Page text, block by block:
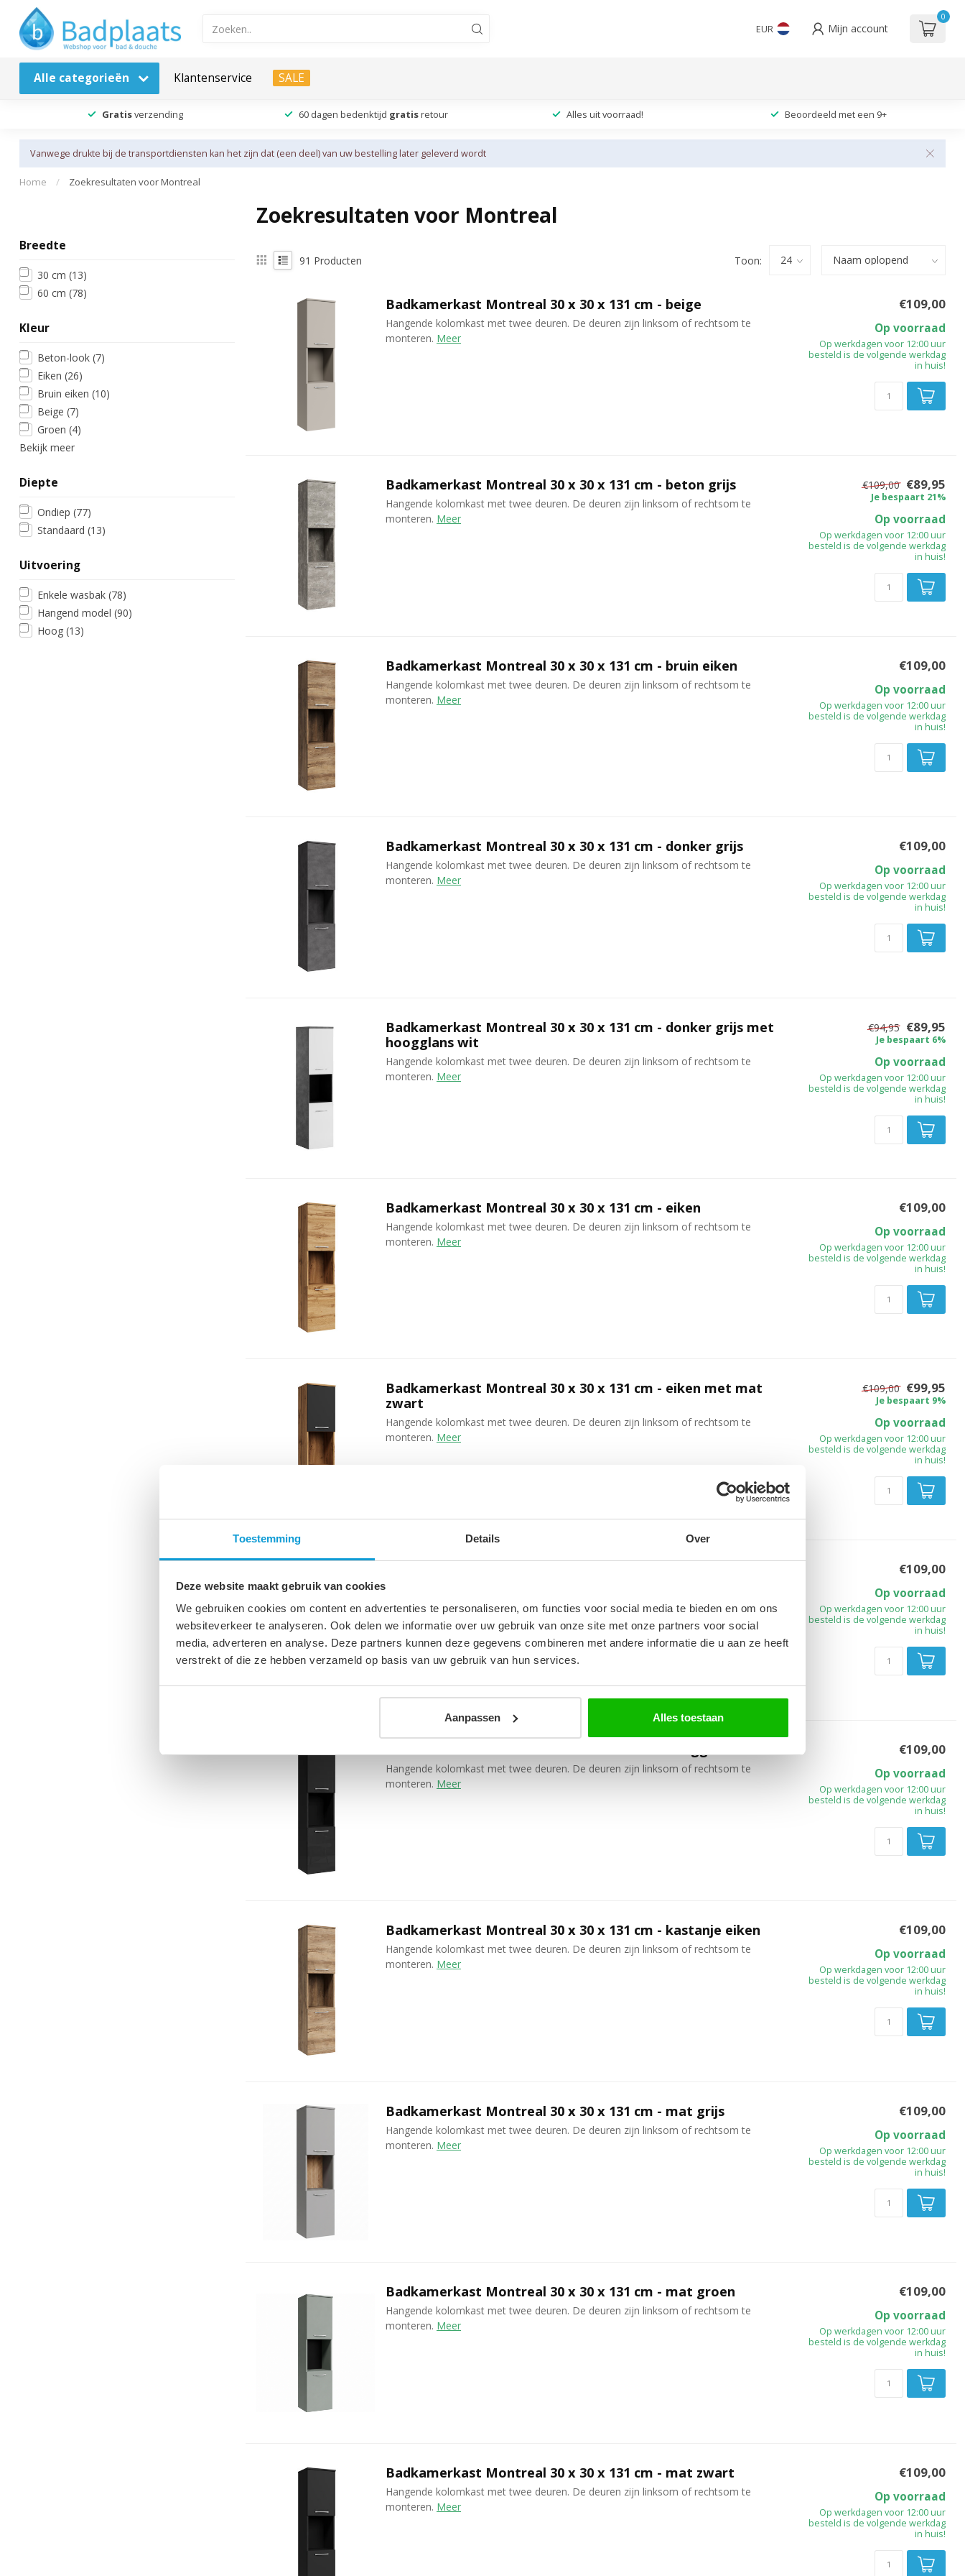
Toestemming Details Over
Deze website maakt gebruik van cookies
We gebruiken cookies om content en advertenties te personaliseren, om functies voor social media te bieden en om ons
websiteverkeer te analyseren. Ook delen we informatie over uw gebruik van onze site met onze partners voor social
media, adverteren en analyse. Deze partners kunnen deze gegevens combineren met andere informatie die u aan ze heeft
verstrekt of die ze hebben verzameld op basis van uw gebruik van hun services.
Aanpassen Alles toestaan
EUR Mijn account
0
Alle categorieën Klantenservice SALE
Gratisverzending 60 dagen bedenktijd gratis retour Alles uit voorraad! Beoordeeld met een 9+
Vanwege drukte bij de transportdiensten kan het zijn dat (een deel) van uw bestelling later geleverd wordt
Home / Zoekresultaten voor Montreal
Breedte
30 cm (13)
60 cm (78)
Kleur
Beton-look (7)
Eiken (26)
Bruin eiken (10)
Beige (7)
Groen (4)
Bekijk meer
Diepte
Ondiep (77)
Standaard (13)
Uitvoering
Enkele wasbak (78)
Hangend model (90)
Hoog (13)
Zoekresultaten voor Montreal
91 Producten Toon:
Badkamerkast Montreal 30 x 30 x 131 cm - beige
Hangende kolomkast met twee deuren. De deuren zijn linksom of rechtsom te
monteren. Meer
€109,00
Op voorraad
Op werkdagen voor 12:00 uur
besteld is de volgende werkdag
in huis!
Badkamerkast Montreal 30 x 30 x 131 cm - beton grijs
Hangende kolomkast met twee deuren. De deuren zijn linksom of rechtsom te
monteren. Meer
€109,00 €89,95
Je bespaart 21%
Op voorraad
Op werkdagen voor 12:00 uur
besteld is de volgende werkdag
in huis!
Badkamerkast Montreal 30 x 30 x 131 cm - bruin eiken
Hangende kolomkast met twee deuren. De deuren zijn linksom of rechtsom te
monteren. Meer
€109,00
Op voorraad
Op werkdagen voor 12:00 uur
besteld is de volgende werkdag
in huis!
Badkamerkast Montreal 30 x 30 x 131 cm - donker grijs
Hangende kolomkast met twee deuren. De deuren zijn linksom of rechtsom te
monteren. Meer
€109,00
Op voorraad
Op werkdagen voor 12:00 uur
besteld is de volgende werkdag
in huis!
Badkamerkast Montreal 30 x 30 x 131 cm - donker grijs met
hoogglans wit
Hangende kolomkast met twee deuren. De deuren zijn linksom of rechtsom te
monteren. Meer
€94,95 €89,95
Je bespaart 6%
Op voorraad
Op werkdagen voor 12:00 uur
besteld is de volgende werkdag
in huis!
Badkamerkast Montreal 30 x 30 x 131 cm - eiken
Hangende kolomkast met twee deuren. De deuren zijn linksom of rechtsom te
monteren. Meer
€109,00
Op voorraad
Op werkdagen voor 12:00 uur
besteld is de volgende werkdag
in huis!
Badkamerkast Montreal 30 x 30 x 131 cm - eiken met mat
zwart
Hangende kolomkast met twee deuren. De deuren zijn linksom of rechtsom te
monteren. Meer
€109,00 €99,95
Je bespaart 9%
Op voorraad
Op werkdagen voor 12:00 uur
besteld is de volgende werkdag
in huis!
monteren.
€109,00
Op voorraad
Op werkdagen voor 12:00 uur
besteld is de volgende werkdag
in huis!
Hangende kolomkast met twee deuren. De deuren zijn linksom of rechtsom te
monteren. Meer
€109,00
Op voorraad
Op werkdagen voor 12:00 uur
besteld is de volgende werkdag
in huis!
Badkamerkast Montreal 30 x 30 x 131 cm - kastanje eiken
Hangende kolomkast met twee deuren. De deuren zijn linksom of rechtsom te
monteren. Meer
€109,00
Op voorraad
Op werkdagen voor 12:00 uur
besteld is de volgende werkdag
in huis!
Badkamerkast Montreal 30 x 30 x 131 cm - mat grijs
Hangende kolomkast met twee deuren. De deuren zijn linksom of rechtsom te
monteren. Meer
€109,00
Op voorraad
Op werkdagen voor 12:00 uur
besteld is de volgende werkdag
in huis!
Badkamerkast Montreal 30 x 30 x 131 cm - mat groen
Hangende kolomkast met twee deuren. De deuren zijn linksom of rechtsom te
monteren. Meer
€109,00
Op voorraad
Op werkdagen voor 12:00 uur
besteld is de volgende werkdag
in huis!
Badkamerkast Montreal 30 x 30 x 131 cm - mat zwart
Hangende kolomkast met twee deuren. De deuren zijn linksom of rechtsom te
monteren. Meer
€109,00
Op voorraad
Op werkdagen voor 12:00 uur
besteld is de volgende werkdag
in huis!